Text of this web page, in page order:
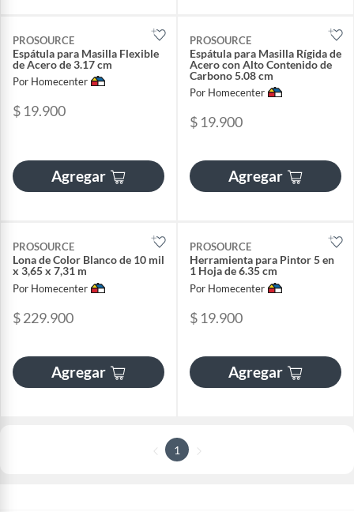
PROSOURCE
Espátula para Masilla Flexible
de Acero de 3.17 cm
Por Homecenter
$ 19.900
Agregar
PROSOURCE
Espátula para Masilla Rígida de
Acero con Alto Contenido de
Carbono 5.08 cm
Por Homecenter
$ 19.900
Agregar
PROSOURCE
Lona de Color Blanco de 10 mil
x 3,65 x 7,31 m
Por Homecenter
$ 229.900
Agregar
PROSOURCE
Herramienta para Pintor 5 en
1 Hoja de 6.35 cm
Por Homecenter
$ 19.900
Agregar
1